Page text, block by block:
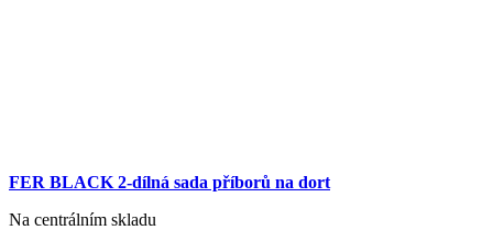
FER BLACK 2-dílná sada příborů na dort
Na centrálním skladu